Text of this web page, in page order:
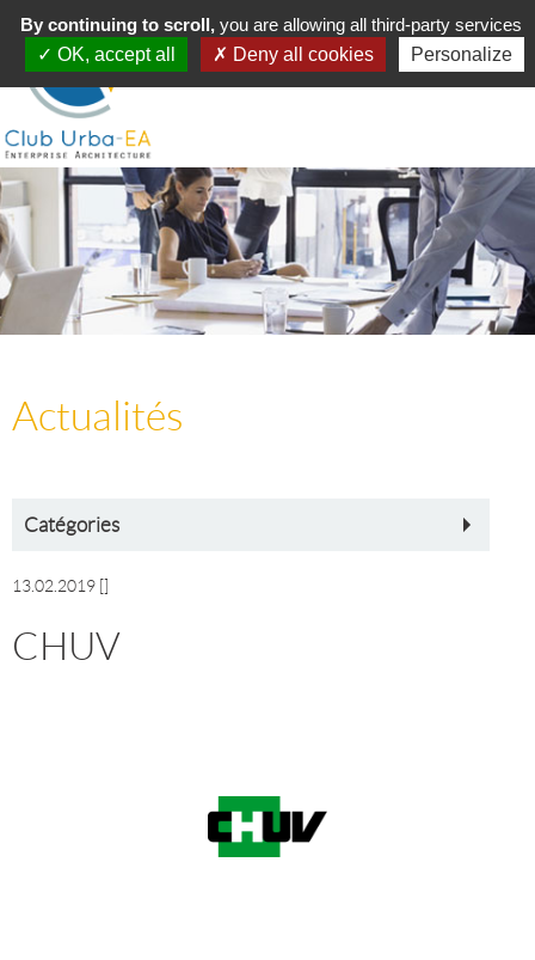
Toggle
navigation
MENU
Actualités
Catégories
13.02.2019
CHUV
By continuing to scroll,you are allowing all third-party services
OK, accept all
Deny all cookies Personalize